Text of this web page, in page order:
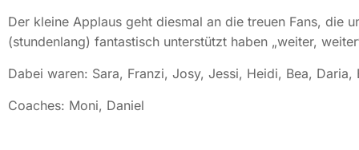
Der kleine Applaus geht diesmal an die treuen Fans, die
(stundenlang) fantastisch unterstützt haben „weiter,
Dabei waren: Sara, Franzi, Josy, Jessi, Heidi, Bea,
Coaches: Moni, Daniel